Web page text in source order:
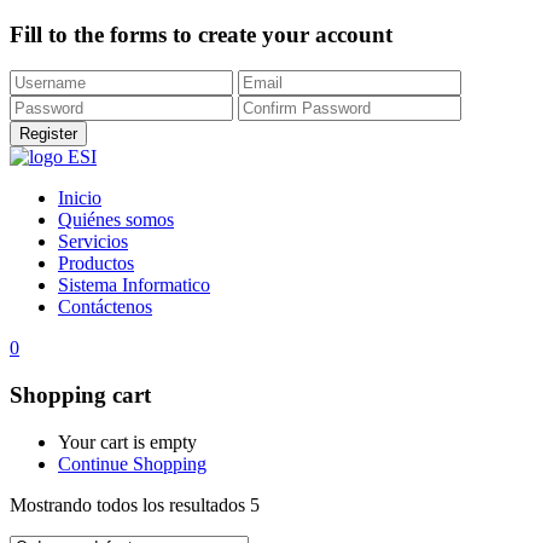
Fill to the forms to create your account
Inicio
Quiénes somos
Servicios
Productos
Sistema Informatico
Contáctenos
0
Shopping cart
Your cart is empty
Continue Shopping
Mostrando todos los resultados 5